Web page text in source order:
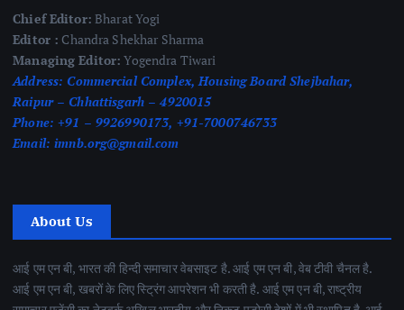
Chief Editor: Bharat Yogi
Editor : Chandra Shekhar Sharma
Managing Editor: Yogendra Tiwari
Address: Commercial Complex, Housing Board Shejbahar,
Raipur – Chhattisgarh – 4920015
Phone: +91 – 9926990173, +91-7000746733
Email: imnb.org@gmail.com
About Us
आई एम एन बी, भारत की हिन्दी समाचार वेबसाइट है. आई एम एन बी, वेब टीवी चैनल है.
आई एम एन बी, खबरों के लिए स्ट्रिंग आपरेशन भी करती है. आई एम एन बी, राष्ट्रीय